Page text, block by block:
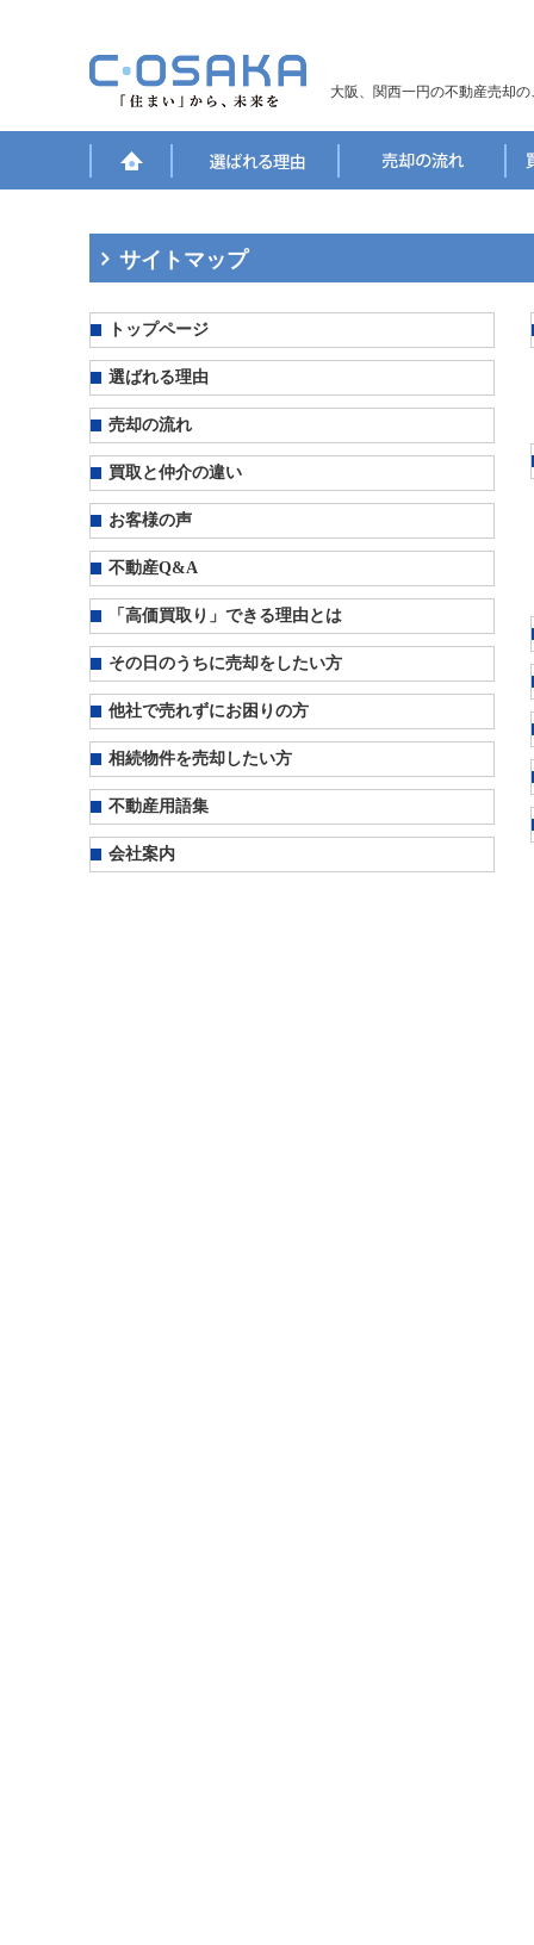
大阪、関西一円の不動産売却
サイトマップ
トップページ
選ばれる理由
売却の流れ
買取と仲介の違い
お客様の声
不動産Q&A
「高価買取り」できる理由とは
その日のうちに売却をしたい方
他社で売れずにお困りの方
相続物件を売却したい方
不動産用語集
会社案内